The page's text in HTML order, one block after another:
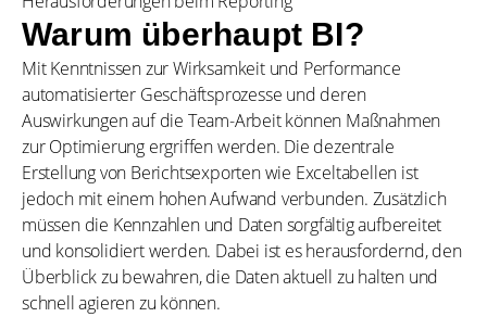
Warum überhaupt BI?
Mit Kenntnissen zur Wirksamkeit und Performance
automatisierter Geschäftsprozesse und deren
Auswirkungen auf die Team-Arbeit können Maßnahmen
zur Optimierung ergriffen werden. Die dezentrale
Erstellung von Berichtsexporten wie Exceltabellen ist
jedoch mit einem hohen Aufwand verbunden. Zusätzlich
müssen die Kennzahlen und Daten sorgfältig aufbereitet
und konsolidiert werden. Dabei ist es herausfordernd, den
Überblick zu bewahren, die Daten aktuell zu halten und
schnell agieren zu können.